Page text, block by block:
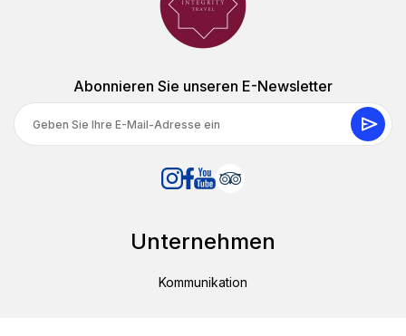
Abonnieren Sie unseren E-Newsletter
Unternehmen
Kommunikation